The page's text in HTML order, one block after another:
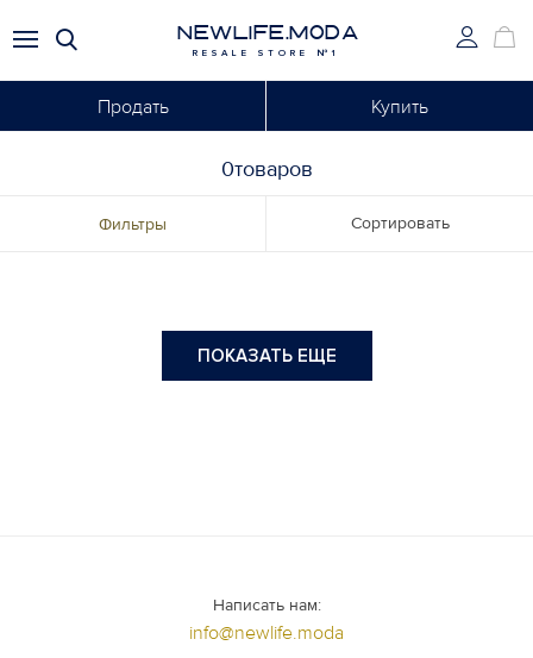
NEWLIFE.MODA
RESALE STORE №1
Продать Купить
0товаров
Фильтры Сортировать
ПОКАЗАТЬ ЕЩЕ
Написать нам:
info@newlife.moda